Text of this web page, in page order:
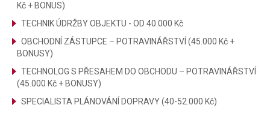
Kč + BONUS)
TECHNIK ÚDRŽBY OBJEKTU - OD 40.000 Kč
OBCHODNÍ ZÁSTUPCE – POTRAVINÁŘSTVÍ (45.000 Kč +
BONUSY)
TECHNOLOG S PŘESAHEM DO OBCHODU – POTRAVINÁŘSTVÍ
(45.000 Kč + BONUSY)
SPECIALISTA PLÁNOVÁNÍ DOPRAVY (40-52.000 Kč)